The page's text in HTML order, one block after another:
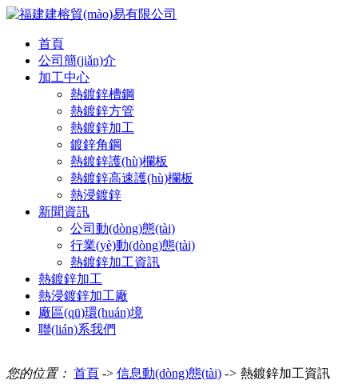
首頁
公司簡(jiǎn)介
加工中心
熱鍍鋅槽鋼
熱鍍鋅方管
熱鍍鋅加工
鍍鋅角鋼
熱鍍鋅護(hù)欄板
熱鍍鋅高速護(hù)欄板
熱浸鍍鋅
新聞資訊
公司動(dòng)態(tài)
行業(yè)動(dòng)態(tài)
熱鍍鋅加工資訊
熱鍍鋅加工
熱浸鍍鋅加工廠
廠區(qū)環(huán)境
聯(lián)系我們
您的位置： 首頁 -> 信息動(dòng)態(tài) -> 熱鍍鋅加工資訊